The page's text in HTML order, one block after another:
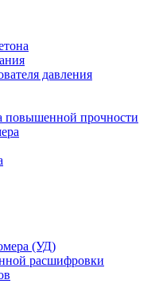
давления
повышенной прочности
(УД)
расшифровки